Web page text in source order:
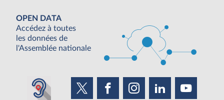
OPEN DATA
Accédez à toutes
les données de
l'Assemblée nationale